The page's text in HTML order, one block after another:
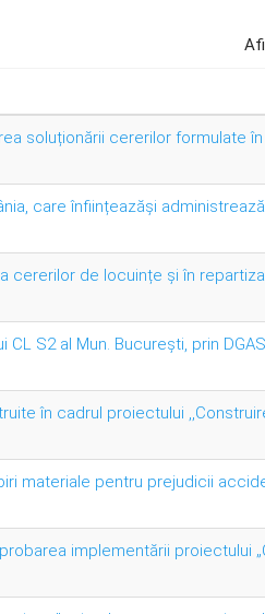
soluționării cererilor formulate în
care înființeazăși
cererilor de locuințe și în
S2 al Mun. București, prin
în cadrul proiectului
materiale pentru prejudicii
implementării proiectului